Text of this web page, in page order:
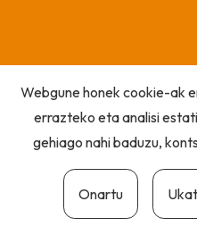
Webgune honek cookie-ak
errazteko eta analisi
gehiago nahi baduzu,
Onartu